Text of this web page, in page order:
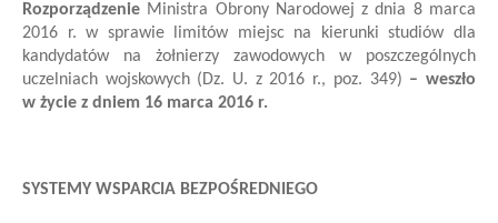
Rozporządzenie Ministra Obrony Narodowej z dnia 8 marca
2016 r. w sprawie limitów miejsc na kierunki studiów dla
kandydatów na żołnierzy zawodowych w poszczególnych
uczelniach wojskowych (Dz. U. z 2016 r., poz. 349) – weszło
w życie z dniem 16 marca 2016 r.
SYSTEMY WSPARCIA BEZPOŚREDNIEGO